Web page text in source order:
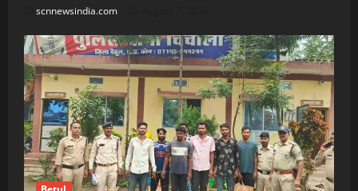
scnnewsindia.com